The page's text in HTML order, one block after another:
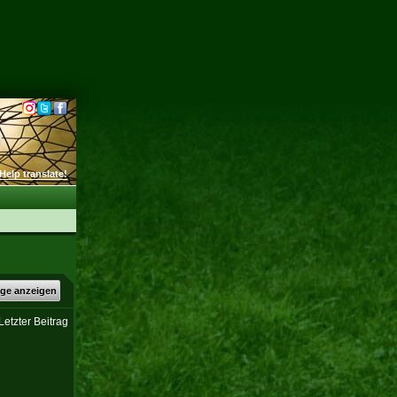
translate!
anzeigen
Letzter Beitrag